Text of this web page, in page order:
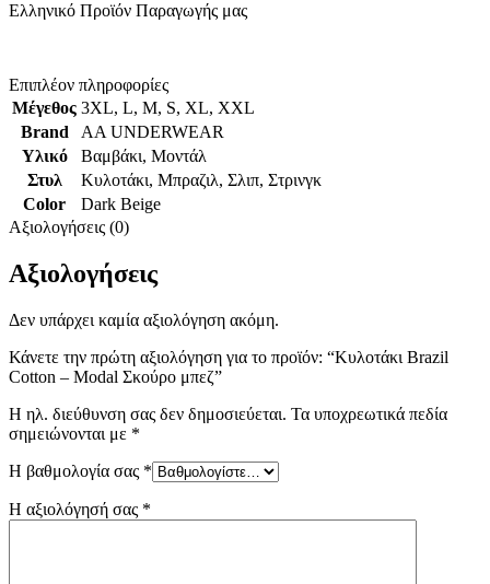
Ελληνικό Προϊόν Παραγωγής μας
Επιπλέον πληροφορίες
Μέγεθος 3XL, L, M, S, XL, XXL
Brand
AA UNDERWEAR
Υλικό
Βαμβάκι, Μοντάλ
Στυλ
Κυλοτάκι, Μπραζιλ, Σλιπ, Στρινγκ
Color
Dark Beige
Αξιολογήσεις (0)
Αξιολογήσεις
Δεν υπάρχει καμία αξιολόγηση ακόμη.
Κάνετε την πρώτη αξιολόγηση για το προϊόν: “Κυλοτάκι Brazil
Cotton – Modal Σκούρο μπεζ”
Η ηλ. διεύθυνση σας δεν δημοσιεύεται. Τα υποχρεωτικά πεδία
σημειώνονται με *
Η βαθμολογία σας *
Η αξιολόγησή σας *